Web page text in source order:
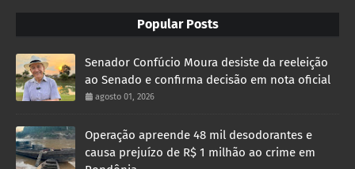
Popular Posts
Senador Confúcio Moura desiste da reeleição
ao Senado e confirma decisão em nota oficial
agosto 01, 2026
Operação apreende 48 mil desodorantes e
causa prejuízo de R$ 1 milhão ao crime em